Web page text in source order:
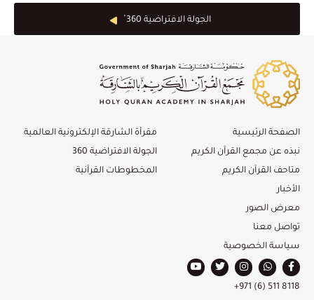
الجولة الافتراضية 360 ْ
الصفحة الرئيسية
نبذه عن مجمع القرآن الكريم
متاحف القرآن الكريم
مقرأة الشارقة الإلكترونية العالمية
الجولة الافتراضية 360
المخطوطات القرآنية
الأخبار
معرض الصور
تواصل معنا
سياسة الخصوصية
+971 (6) 511 8118